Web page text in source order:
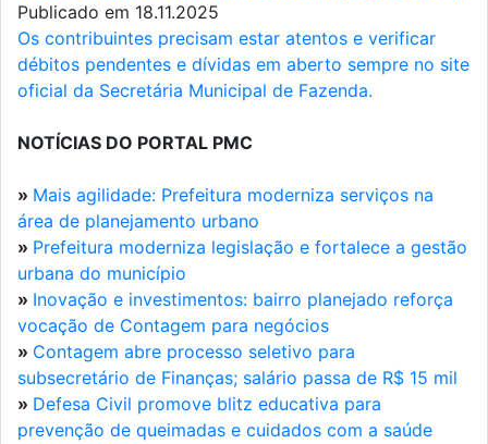
Publicado em 18.11.2025
Os contribuintes precisam estar atentos e verificar
débitos pendentes e dívidas em aberto sempre no site
oficial da Secretária Municipal de Fazenda.
NOTÍCIAS DO PORTAL PMC
» Mais agilidade: Prefeitura moderniza serviços na
área de planejamento urbano
» Prefeitura moderniza legislação e fortalece a gestão
urbana do município
» Inovação e investimentos: bairro planejado reforça
vocação de Contagem para negócios
» Contagem abre processo seletivo para
subsecretário de Finanças; salário passa de R$ 15 mil
» Defesa Civil promove blitz educativa para
prevenção de queimadas e cuidados com a saúde